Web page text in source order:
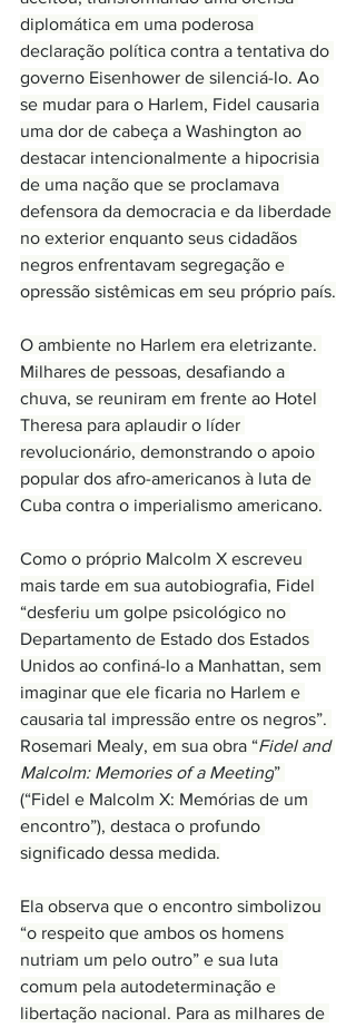
diplomática em uma poderosa
declaração política contra a tentativa do
governo Eisenhower de silenciá-lo. Ao
se mudar para o Harlem, Fidel causaria
uma dor de cabeça a Washington ao
destacar intencionalmente a hipocrisia
de uma nação que se proclamava
defensora da democracia e da liberdade
no exterior enquanto seus cidadãos
negros enfrentavam segregação e
opressão sistêmicas em seu próprio país.
O ambiente no Harlem era eletrizante.
Milhares de pessoas, desafiando a
chuva, se reuniram em frente ao Hotel
Theresa para aplaudir o líder
revolucionário, demonstrando o apoio
popular dos afro-americanos à luta de
Cuba contra o imperialismo americano.
Como o próprio Malcolm X escreveu
mais tarde em sua autobiografia, Fidel
“desferiu um golpe psicológico no
Departamento de Estado dos Estados
Unidos ao confiná-lo a Manhattan, sem
imaginar que ele ficaria no Harlem e
causaria tal impressão entre os negros”.
Rosemari Mealy, em sua obra “Fidel and
Malcolm: Memories of a Meeting”
(“Fidel e Malcolm X: Memórias de um
encontro”), destaca o profundo
significado dessa medida.
Ela observa que o encontro simbolizou
“o respeito que ambos os homens
nutriam um pelo outro” e sua luta
comum pela autodeterminação e
libertação nacional. Para as milhares de